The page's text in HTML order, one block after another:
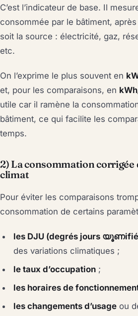
C’est l’indicateur de base. Il
consommée par le bâtiment,
soit la source : électricité, gaz,
etc.
On l’exprime le plus souvent en
et, pour les comparaisons, en
utile car il ramène la
bâtiment, ce qui facilite les
temps.
2) La consommation corrigée
climat
Pour éviter les comparaisons
consommation de certains
les DJU (degrés jours
des variations climatiques ;
le taux d’occupation ;
les horaires de
les changements d’usage ou